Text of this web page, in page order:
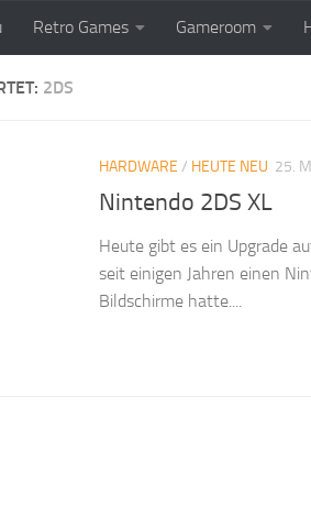
Retro Games Gameroom
2DS
HARDWARE / HEUTE NEU 25.
Nintendo 2DS XL
Heute gibt es ein Upgrade
seit einigen Jahren einen
Bildschirme hatte....